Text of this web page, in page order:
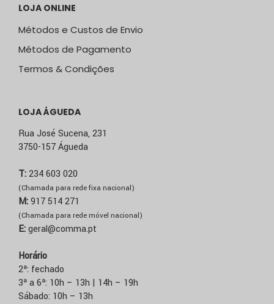
LOJA ONLINE
Métodos e Custos de Envio
Métodos de Pagamento
Termos & Condições
LOJA ÁGUEDA
Rua José Sucena, 231
3750-157 Águeda
T:234 603 020
(Chamada para rede fixa nacional)
M:917 514 271
(Chamada para rede móvel nacional)
E:geral@comma.pt
Horário
2ª: fechado
3ª a 6ª: 10h – 13h | 14h – 19h
Sábado: 10h – 13h